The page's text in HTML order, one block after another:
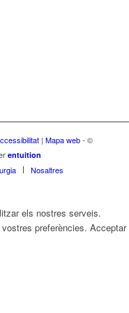
| Mapa web- ©
entuition
Nosaltres
els nostres serveis.
preferències. Acceptar